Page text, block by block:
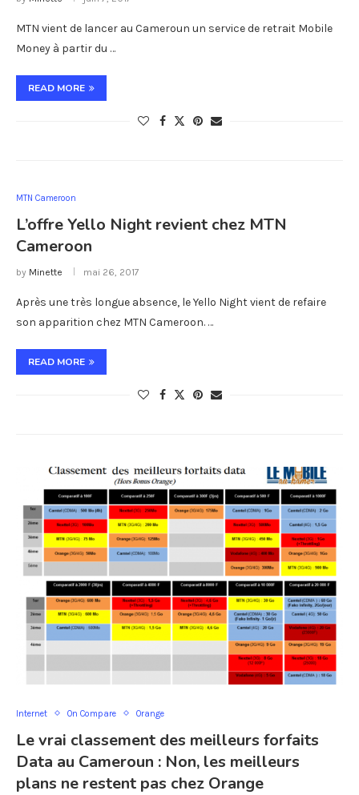
MTN vient de lancer au Cameroun un service de retrait Mobile
Money à partir du …
READ MORE
MTN Cameroon
L’offre Yello Night revient chez MTN
Cameroon
by Minette mai 26, 2017
Après une très longue absence, le Yello Night vient de refaire
son apparition chez MTN Cameroon. …
READ MORE
Internet On Compare Orange
Le vrai classement des meilleurs forfaits
Data au Cameroun : Non, les meilleurs
plans ne restent pas chez Orange